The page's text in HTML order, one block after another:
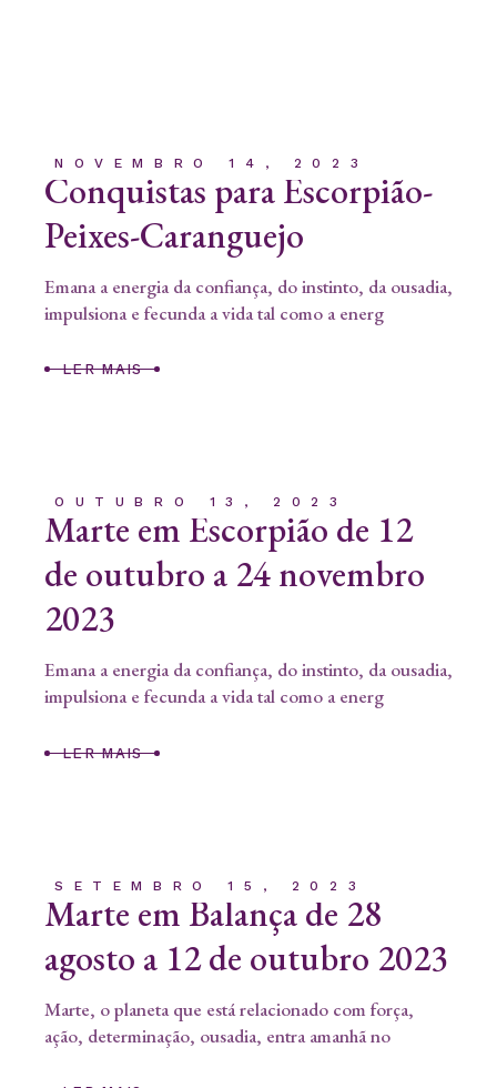
NOVEMBRO 14, 2023
Conquistas para Escorpião-
Peixes-Caranguejo
Emana a energia da confiança, do instinto, da ousadia,
impulsiona e fecunda a vida tal como a energ
LER MAIS
OUTUBRO 13, 2023
Marte em Escorpião de 12
de outubro a 24 novembro
2023
Emana a energia da confiança, do instinto, da ousadia,
impulsiona e fecunda a vida tal como a energ
LER MAIS
SETEMBRO 15, 2023
Marte em Balança de 28
agosto a 12 de outubro 2023
Marte, o planeta que está relacionado com força,
ação, determinação, ousadia, entra amanhã no